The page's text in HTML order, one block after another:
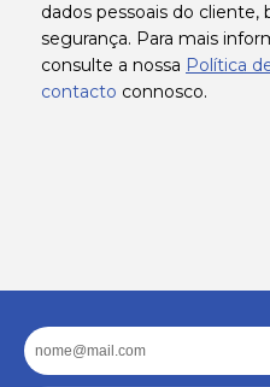
dados pessoais do cliente,
segurança. Para mais
consulte a nossa Política
contacto connosco.
Email